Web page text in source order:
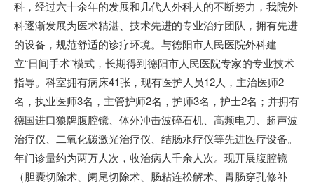
科，经过六十余年的发展和几代人外科人的不断努力，我院外
科逐渐发展为医术精湛、技术先进的专业治疗团队，拥有先进
的设备，规范舒适的诊疗环境。与德阳市人民医院外科建
立“日间手术”模式，长期得到德阳市人民医院专家的专业技术
指导。科室拥有病床41张，现有医护人员12人，主治医师2
名，执业医师3名，主管护师2名，护师3名，护士2名；并拥有
德国进口狼牌腹腔镜、体外冲击波碎石机、高频电刀、超声波
治疗仪、二氧化碳激光治疗仪、结肠水疗仪等先进医疗设备。
年门诊量约为两万人次，收治病人千余人次。现开展腹腔镜
（胆囊切除术、阑尾切除术、肠粘连松解术、胃肠穿孔修补